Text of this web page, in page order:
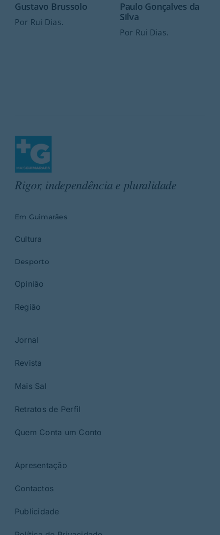
Gustavo Brussolo
Por Rui Dias.
Paulo Gonçalves da
Silva
Por Rui Dias.
Rigor, independência e pluralidade
Em Guimarães
Cultura
Desporto
Opinião
Região
Jornal
Revista
Mais Sal
Retratos de Perfil
Quem Conta um Conto
Apresentação
Contactos
Publicidade